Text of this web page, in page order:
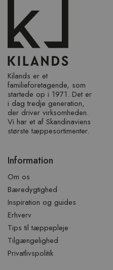
Kilands er et
familieforetagende, som
startede op i 1971. Det er
i dag tredje generation,
der driver virksomheden.
Vi har et af ​​Skandinaviens
største tæppesortimenter.
Information
Om os
Bæredygtighed
Inspiration og guides
Erhverv
Tips til tæppepleje
Tilgængelighed
Privatlivspolitik